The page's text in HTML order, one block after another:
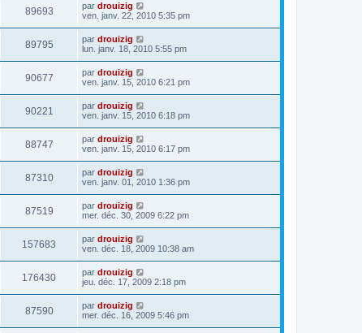
89693 par drouizig
ven. janv. 22, 2010 5:35 pm
89795 par drouizig
lun. janv. 18, 2010 5:55 pm
90677 par drouizig
ven. janv. 15, 2010 6:21 pm
90221 par drouizig
ven. janv. 15, 2010 6:18 pm
88747 par drouizig
ven. janv. 15, 2010 6:17 pm
87310 par drouizig
ven. janv. 01, 2010 1:36 pm
87519 par drouizig
mer. déc. 30, 2009 6:22 pm
157683 par drouizig
ven. déc. 18, 2009 10:38 am
176430 par drouizig
jeu. déc. 17, 2009 2:18 pm
87590 par drouizig
mer. déc. 16, 2009 5:46 pm